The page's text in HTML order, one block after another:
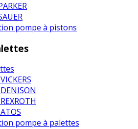
pompe à pistons
pompe à palettes